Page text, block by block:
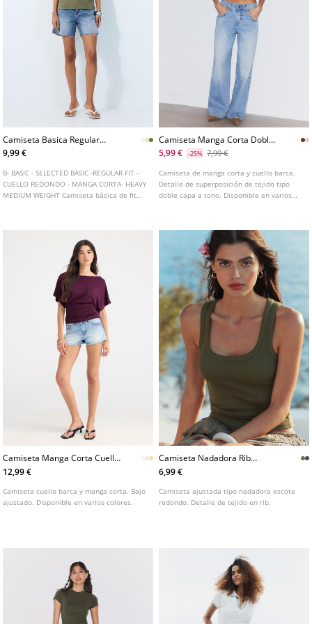
Camiseta Basica Regular
Tacto Suave
9,99 €
B- BASIC - SELECTED BASIC -REGULAR FIT -
CUELLO REDONDO - MANGA CORTA- HEAVY
MEDIUM WEIGHT Camiseta básica de fit
Disponible en varios colores.
Camiseta Manga Corta Doble
Prenda
5,99 € -25% 7,99 €
Camiseta de manga corta y cuello barca.
Detalle de superposición de tejido tipo
doble capa a tono. Disponible en varios
Camiseta Manga Corta Cuello
Barca
12,99 €
Camiseta cuello barca y manga corta. Bajo
ajustado. Disponible en varios colores.
Camiseta Nadadora Rib
Algodon L02522687
6,99 €
Camiseta ajustada tipo nadadora escote
redondo. Detalle de tejido en rib.